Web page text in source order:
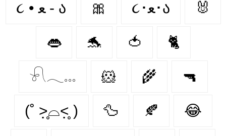
૮ • ﻌ - ა 🎀 ૮･ﻌ･ა 🐰
👄 🐬 🍅 🐈
𓍯𓂃𓏧 🐹 🌾 🔫
(˚ ˃̣̣̥⌓˂̣̣̥ ) 🦆 🍂 😂